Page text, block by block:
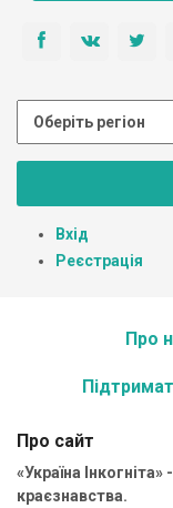
Вхід
Реєстрація
Про
Про сайт
«Україна
краєзнавства.